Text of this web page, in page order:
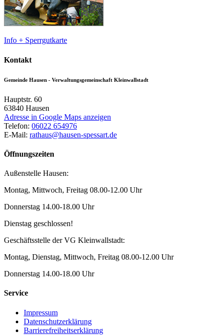
Info + Sperrgutkarte
Kontakt
Gemeinde Hausen - Verwaltungsgemeinschaft Kleinwallstadt
Hauptstr. 60
63840 Hausen
Adresse in Google Maps anzeigen
Telefon: 06022 654976
E-Mail: rathaus@hausen-spessart.de
Öffnungszeiten
Außenstelle Hausen:
Montag, Mittwoch, Freitag 08.00-12.00 Uhr
Donnerstag 14.00-18.00 Uhr
Dienstag geschlossen!
Geschäftsstelle der VG Kleinwallstadt:
Montag, Dienstag, Mittwoch, Freitag 08.00-12.00 Uhr
Donnerstag 14.00-18.00 Uhr
Service
Impressum
Datenschutzerklärung
Barrierefreiheitserklärung